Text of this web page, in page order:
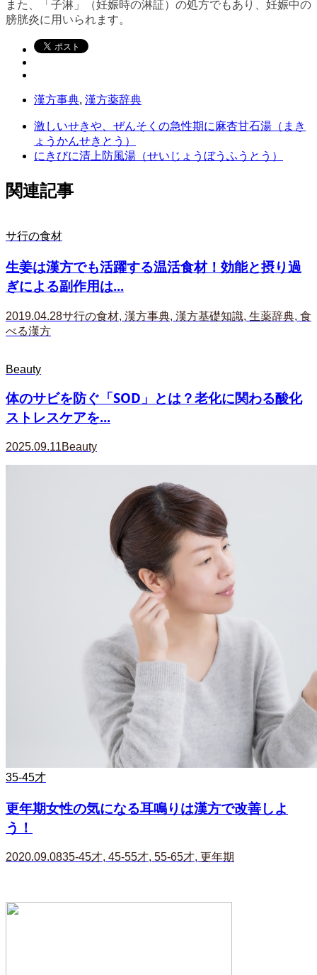
また、「子淋」（妊娠時の淋証）の処方でもあり、妊娠中の
膀胱炎に用いられます。
漢方事典, 漢方薬辞典
激しいせきや、ぜんそくの急性期に麻杏甘石湯（まき
ょうかんせきとう）
にきびに清上防風湯（せいじょうぼうふうとう）
関連記事
サ行の食材
生姜は漢方でも活躍する温活食材！効能と摂り過
ぎによる副作用は...
2019.04.28サ行の食材, 漢方事典, 漢方基礎知識, 生薬辞典, 食
べる漢方
Beauty
体のサビを防ぐ「SOD」とは？老化に関わる酸化
ストレスケアを...
2025.09.11Beauty
35-45才
更年期女性の気になる耳鳴りは漢方で改善しよ
う！
2020.09.0835-45才, 45-55才, 55-65才, 更年期